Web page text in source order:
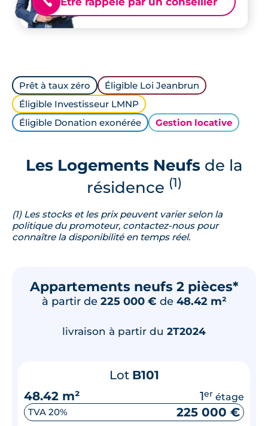
Prêt à taux zéro
Éligible Loi Jeanbrun
Éligible Investisseur LMNP
Éligible Donation exonérée
Gestion locative
Les Logements Neufsde la
résidence (1)
(1) Les stocks et les prix peuvent varier selon la
politique du promoteur, contactez-nous pour
connaître la disponibilité en temps réel.
Appartements neufs 2 pièces*
à partir de 225 000 € de 48.42 m²
livraison à partir du 2T2024
Lot B101
48.42 m²
1er étage
TVA 20% 225 000 €